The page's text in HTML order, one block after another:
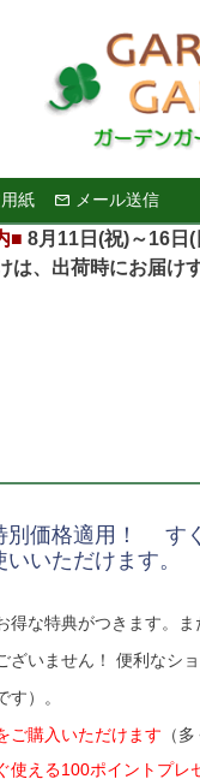
紙 メール送信
■ 8月11日(祝)～16日
出荷時にお届けす
別価格適用！ す
いただけます。
な特典がつきます。ま
ざいません！ 便利なシ
）。
ご購入いただけます （
使える100ポイントプレ